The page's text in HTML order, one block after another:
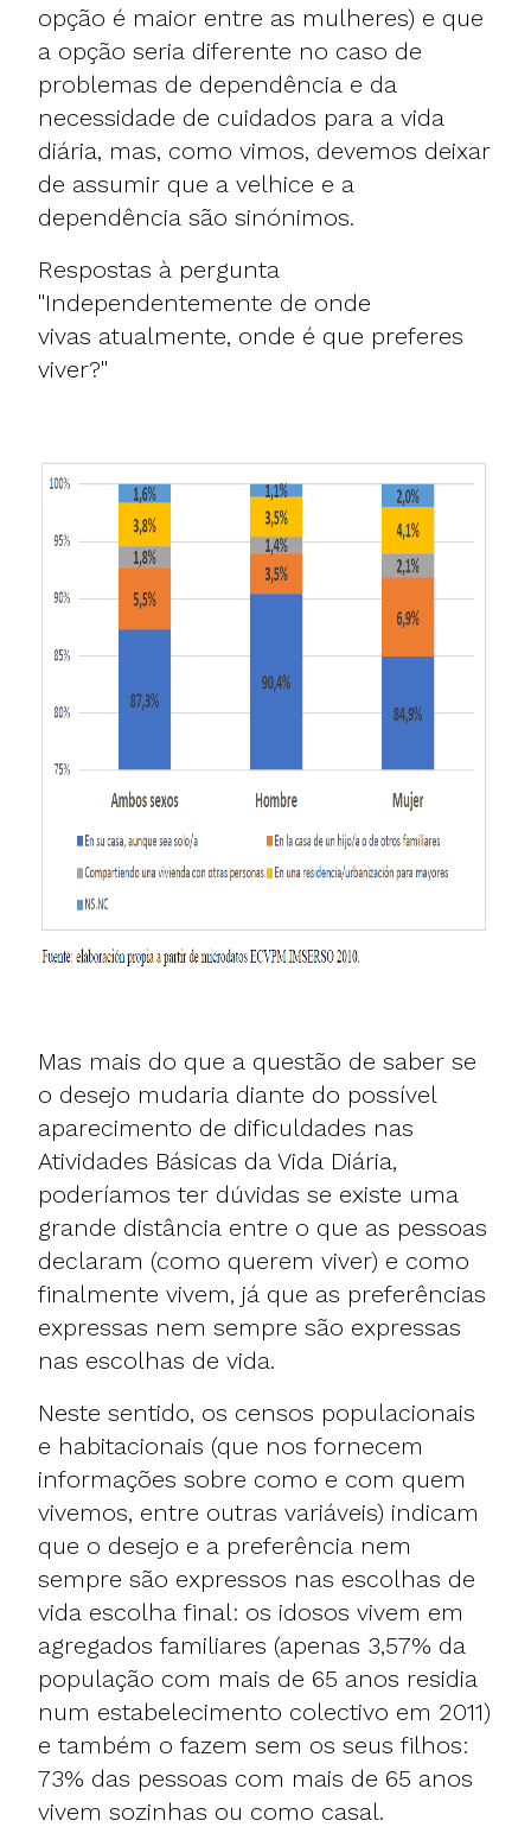
opção é maior entre as mulheres) e que
a opção seria diferente no caso de
problemas de dependência e da
necessidade de cuidados para a vida
diária, mas, como vimos, devemos deixar
de assumir que a velhice e a
dependência são sinónimos.
Respostas à pergunta
"Independentemente de onde
vivas atualmente, onde é que preferes
viver?"
Mas mais do que a questão de saber se
o desejo mudaria diante do possível
aparecimento de dificuldades nas
Atividades Básicas da Vida Diária,
poderíamos ter dúvidas se existe uma
grande distância entre o que as pessoas
declaram (como querem viver) e como
finalmente vivem, já que as preferências
expressas nem sempre são expressas
nas escolhas de vida.
Neste sentido, os censos populacionais
e habitacionais (que nos fornecem
informações sobre como e com quem
vivemos, entre outras variáveis) indicam
que o desejo e a preferência nem
sempre são expressos nas escolhas de
vida escolha final: os idosos vivem em
agregados familiares (apenas 3,57% da
população com mais de 65 anos residia
num estabelecimento colectivo em 2011)
e também o fazem sem os seus filhos:
73% das pessoas com mais de 65 anos
vivem sozinhas ou como casal.